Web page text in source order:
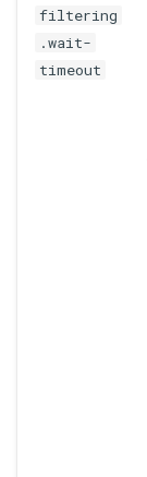
filtering
.wait-
timeout